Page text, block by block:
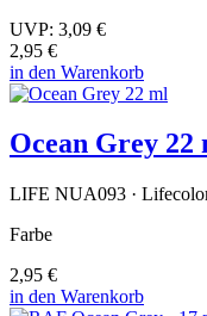
UVP: 3,09 €
2,95 €
in den Warenkorb
Ocean Grey 22
LIFE NUA093 ·
Farbe
2,95 €
in den Warenkorb